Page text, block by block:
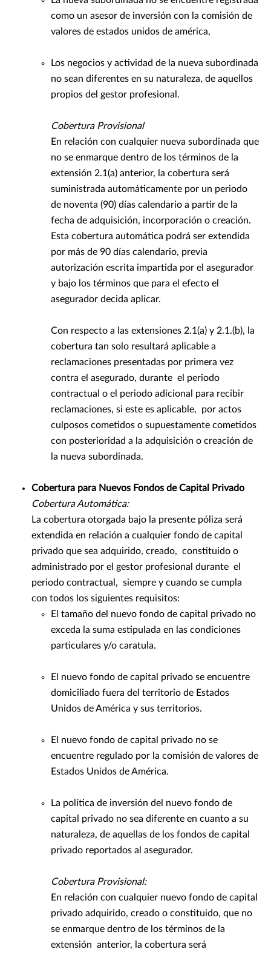
como un asesor de inversión con la comisión de
valores de estados unidos de américa,
Los negocios y actividad de la nueva subordinada
no sean diferentes en su naturaleza, de aquellos
propios del gestor profesional.
Cobertura Provisional
En relación con cualquier nueva subordinada que
no se enmarque dentro de los términos de la
extensión 2.1(a) anterior, la cobertura será
suministrada automáticamente por un periodo
de noventa (90) días calendario a partir de la
fecha de adquisición, incorporación o creación.
Esta cobertura automática podrá ser extendida
por más de 90 días calendario, previa
autorización escrita impartida por el asegurador
y bajo los términos que para el efecto el
asegurador decida aplicar.
Con respecto a las extensiones 2.1(a) y 2.1.(b), la
cobertura tan solo resultará aplicable a
reclamaciones presentadas por primera vez
contra el asegurado, durante el periodo
contractual o el periodo adicional para recibir
reclamaciones, si este es aplicable, por actos
culposos cometidos o supuestamente cometidos
con posterioridad a la adquisición o creación de
la nueva subordinada.
Cobertura para Nuevos Fondos de Capital Privado
Cobertura Automática:
La cobertura otorgada bajo la presente póliza será
extendida en relación a cualquier fondo de capital
privado que sea adquirido, creado, constituido o
administrado por el gestor profesional durante el
periodo contractual, siempre y cuando se cumpla
con todos los siguientes requisitos:
El tamaño del nuevo fondo de capital privado no
exceda la suma estipulada en las condiciones
particulares y/o caratula.
El nuevo fondo de capital privado se encuentre
domiciliado fuera del territorio de Estados
Unidos de América y sus territorios.
El nuevo fondo de capital privado no se
encuentre regulado por la comisión de valores de
Estados Unidos de América.
La política de inversión del nuevo fondo de
capital privado no sea diferente en cuanto a su
naturaleza, de aquellas de los fondos de capital
privado reportados al asegurador.
Cobertura Provisional:
En relación con cualquier nuevo fondo de capital
privado adquirido, creado o constituido, que no
se enmarque dentro de los términos de la
extensión anterior, la cobertura será